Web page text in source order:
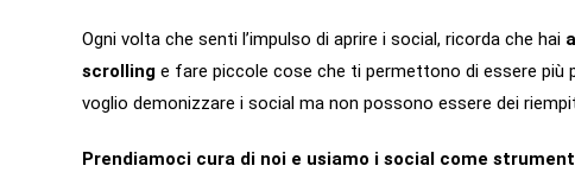
Ogni volta che senti l’impulso di aprire i social, ricorda che hai
scrollinge fare piccole cose che ti permettono di essere più
voglio demonizzare i social ma non possono essere dei
Prendiamoci cura di noi e usiamo i social come